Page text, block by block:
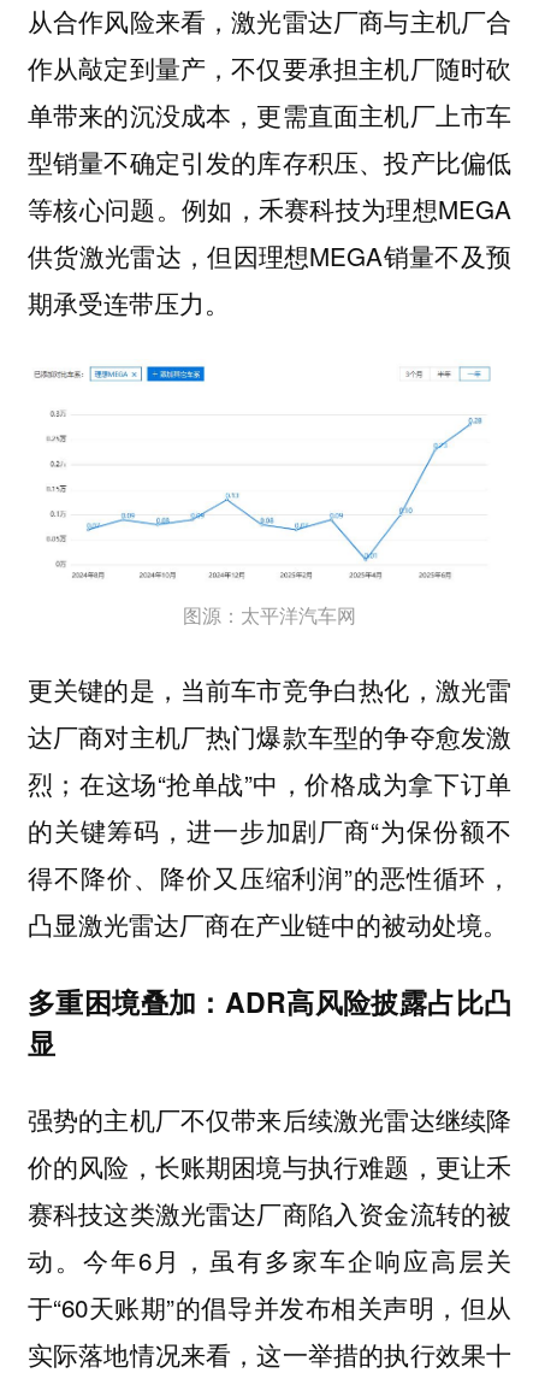
从合作风险来看，激光雷达厂商与主机厂合
作从敲定到量产，不仅要承担主机厂随时砍
单带来的沉没成本，更需直面主机厂上市车
型销量不确定引发的库存积压、投产比偏低
等核心问题。例如，禾赛科技为理想MEGA
供货激光雷达，但因理想MEGA销量不及预
期承受连带压力。
图源：太平洋汽车网
更关键的是，当前车市竞争白热化，激光雷
达厂商对主机厂热门爆款车型的争夺愈发激
烈；在这场“抢单战”中，价格成为拿下订单
的关键筹码，进一步加剧厂商“为保份额不
得不降价、降价又压缩利润”的恶性循环，
凸显激光雷达厂商在产业链中的被动处境。
多重困境叠加：ADR高风险披露占比凸
显
强势的主机厂不仅带来后续激光雷达继续降
价的风险，长账期困境与执行难题，更让禾
赛科技这类激光雷达厂商陷入资金流转的被
动。今年6月，虽有多家车企响应高层关
于“60天账期”的倡导并发布相关声明，但从
实际落地情况来看，这一举措的执行效果十